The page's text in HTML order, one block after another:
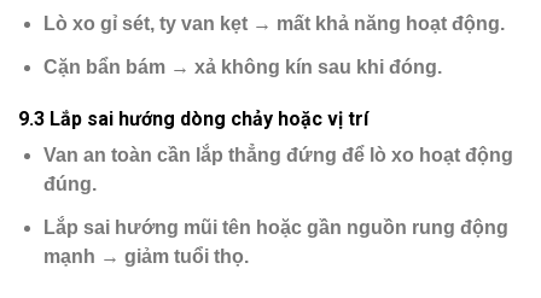
Lò xo gỉ sét, ty van kẹt → mất khả năng hoạt động.
Cặn bẩn bám → xả không kín sau khi đóng.
9.3 Lắp sai hướng dòng chảy hoặc vị trí
Van an toàn cần lắp thẳng đứng để lò xo hoạt động
đúng.
Lắp sai hướng mũi tên hoặc gần nguồn rung động
mạnh → giảm tuổi thọ.